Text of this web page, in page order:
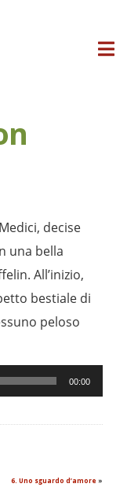
decise
una bella
All’inizio,
bestiale di
peloso
00:00
6. Uno sguardo d’amore »